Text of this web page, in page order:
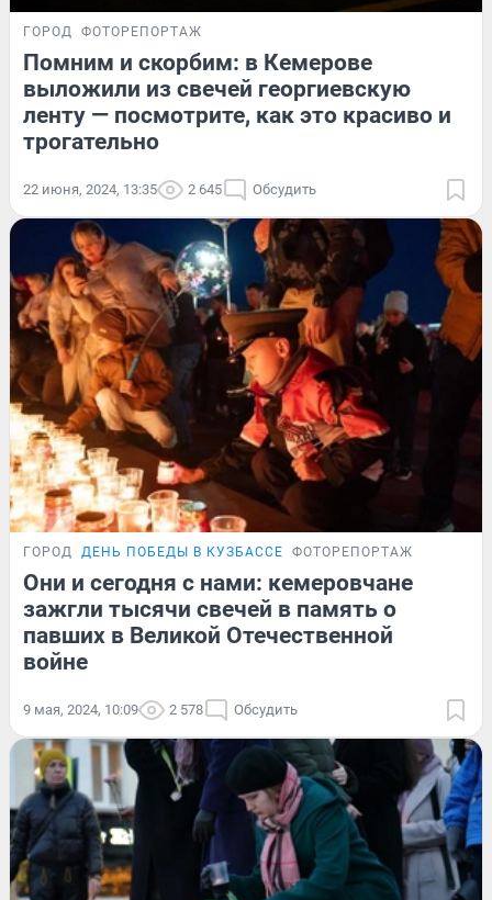
ГОРОД ФОТОРЕПОРТАЖ
Помним и скорбим: в Кемерове
выложили из свечей георгиевскую
ленту — посмотрите, как это красиво и
трогательно
22 июня, 2024, 13:35 2 645 Обсудить
ГОРОД ДЕНЬ ПОБЕДЫ В КУЗБАССЕ ФОТОРЕПОРТАЖ
Они и сегодня с нами: кемеровчане
зажгли тысячи свечей в память о
павших в Великой Отечественной
войне
9 мая, 2024, 10:09 2 578 Обсудить